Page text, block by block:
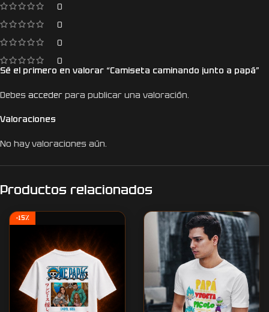
0
0
0
0
Valoraciones
No hay valoraciones aún.
Sé el primero en valorar “Camiseta caminando junto a papá”
Debes acceder para publicar una valoración.
Productos relacionados
-15%